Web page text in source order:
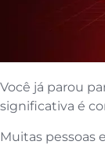
Você já parou
significativa é
Muitas pessoas